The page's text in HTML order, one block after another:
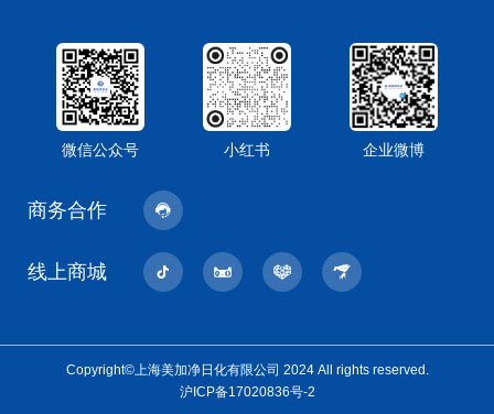
微信公众号 小红书 企业微博
商务合作
线上商城
Copyright©上海美加净日化有限公司 2024 All rights reserved.
沪ICP备17020836号-2